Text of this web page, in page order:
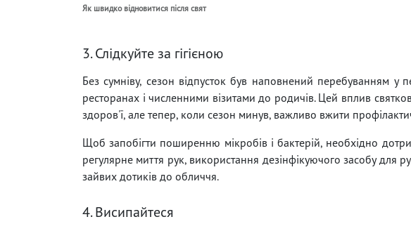
Як швидко відновитися після свят
3. Слідкуйте за гігієною
Без сумніву, сезон відпусток був наповнений перебуванням у
ресторанах і численними візитами до родичів. Цей вплив
здоров'ї, але тепер, коли сезон минув, важливо вжити
Щоб запобігти поширенню мікробів і бактерій, необхідно
регулярне миття рук, використання дезінфікуючого засобу для
зайвих дотиків до обличчя.
4. Висипайтеся